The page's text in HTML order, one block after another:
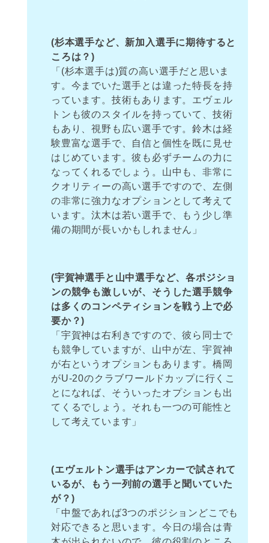
(杉本選手など、新加入選手に期待すると
ころは？)
「(杉本選手は)質の高い選手だと思いま
す。今までいた選手とは違った特長を持
っています。技術もあります。エヴェル
トンも彼のスタイルを持っていて、技術
もあり、視野も広い選手です。鈴木は経
験豊富な選手で、自信と個性を既に見せ
はじめています。彼も必ずチームの力に
なってくれるでしょう。山中も、非常に
クオリティーの高い選手ですので、左側
の非常に強力なオプションとして考えて
います。汰木は若い選手で、もう少し準
備の期間が長いかもしれません」
(宇賀神選手と山中選手など、各ポジショ
ンの競争も激しいが、そうした選手競争
は多くのコンペティションを戦う上で必
要か？)
「宇賀神は右利きですので、彼ら同士で
も競争していますが、山中が左、宇賀神
が右というオプションもあります。橋岡
がU-20のクラブワールドカップに行くこ
とになれば、そういったオプションも出
てくるでしょう。それも一つの可能性と
して考えています」
(エヴェルトン選手はアンカーで試されて
いるが、もう一列前の選手と聞いていた
が？)
「中盤であれば3つのポジションどこでも
対応できると思います。今日の場合は青